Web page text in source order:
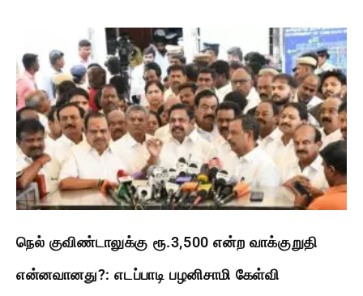
நெல் குவிண்டாலுக்கு ரூ.3,500 என்ற வாக்குறுதி
என்னவானது?: எடப்பாடி பழனிசாமி கேள்வி